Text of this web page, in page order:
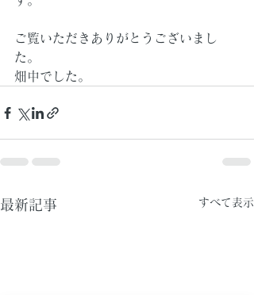
ご覧いただきありがとうございまし
た。
畑中でした。
最新記事 すべて表示